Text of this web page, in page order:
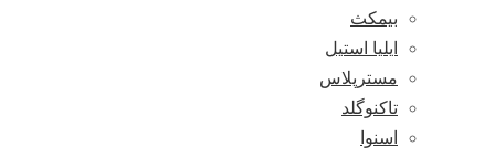
بیمکث
ایلیا استیل
مسترپلاس
تاکنوگلد
اسنوا